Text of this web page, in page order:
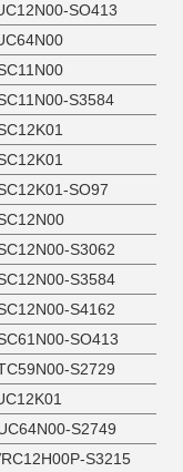
SO413
S3584
SO97
S3062
S3584
S4162
SO413
S2729
S2749
S3215